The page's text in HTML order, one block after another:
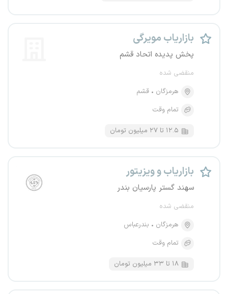
بازاریاب مویرگی
پخش پدیده اتحاد قشم
منقضی شده
هرمزگان
قشم
تمام وقت
۱۲.۵ تا ۲۷ میلیون تومان
بازاریاب و ویزیتور
سهند گستر پارسیان بندر
منقضی شده
هرمزگان
بندرعباس
تمام وقت
۱۸ تا ۳۳ میلیون تومان